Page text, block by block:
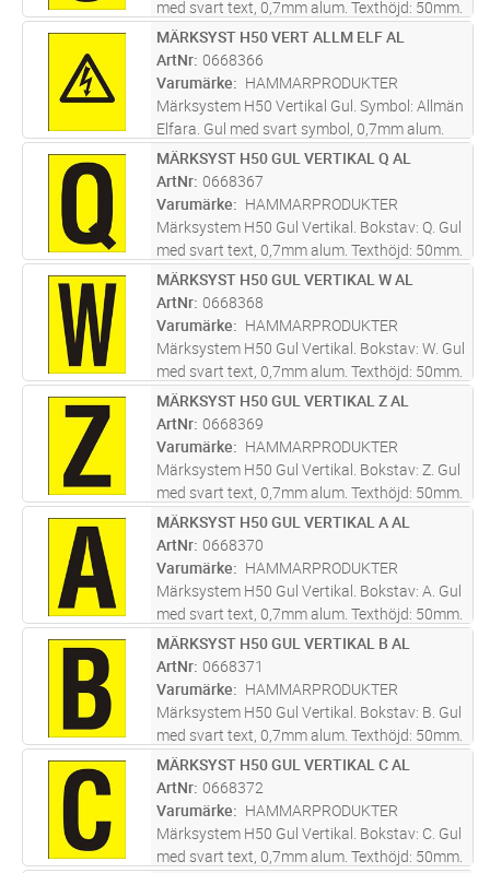
med svart text, 0,7mm alum. Texthöjd: 50mm.
Skylt tecken anpassat att skapa text med
bottenplatta 0668510. Screentryckt samt
skyddslackad med klarlack för...läs mer
ST Lägg i kundvagn
MÄRKSYST H50 VERT ALLM ELF AL
ArtNr 0668366
Varumärke
HAMMARPRODUKTER
Märksystem H50 Vertikal Gul. Symbol: Allmän
Elfara. Gul med svart symbol, 0,7mm alum.
Skylt tecken anpassat att skapa text med
bottenplatta 0668510. Screentryckt samt
skyddslackad med klarlack för...läs mer
ST Lägg i kundvagn
MÄRKSYST H50 GUL VERTIKAL Q AL
ArtNr 0668367
Varumärke
HAMMARPRODUKTER
Märksystem H50 Gul Vertikal. Bokstav: Q. Gul
med svart text, 0,7mm alum. Texthöjd: 50mm.
Skylt tecken anpassat att skapa text med
bottenplatta 0668510. Screentryckt samt
skyddslackad med klarlack för...läs mer
ST Lägg i kundvagn
MÄRKSYST H50 GUL VERTIKAL W AL
ArtNr 0668368
Varumärke
HAMMARPRODUKTER
Märksystem H50 Gul Vertikal. Bokstav: W. Gul
med svart text, 0,7mm alum. Texthöjd: 50mm.
Skylt tecken anpassat att skapa text med
bottenplatta 0668510. Screentryckt samt
skyddslackad med klarlack för...läs mer
ST Lägg i kundvagn
MÄRKSYST H50 GUL VERTIKAL Z AL
ArtNr 0668369
Varumärke
HAMMARPRODUKTER
Märksystem H50 Gul Vertikal. Bokstav: Z. Gul
med svart text, 0,7mm alum. Texthöjd: 50mm.
Skylt tecken anpassat att skapa text med
bottenplatta 0668510. Screentryckt samt
skyddslackad med klarlack för...läs mer
ST Lägg i kundvagn
MÄRKSYST H50 GUL VERTIKAL A AL
ArtNr 0668370
Varumärke
HAMMARPRODUKTER
Märksystem H50 Gul Vertikal. Bokstav: A. Gul
med svart text, 0,7mm alum. Texthöjd: 50mm.
Skylt tecken anpassat att skapa text med
bottenplatta 0668510. Screentryckt samt
skyddslackad med klarlack för...läs mer
ST Lägg i kundvagn
MÄRKSYST H50 GUL VERTIKAL B AL
ArtNr 0668371
Varumärke
HAMMARPRODUKTER
Märksystem H50 Gul Vertikal. Bokstav: B. Gul
med svart text, 0,7mm alum. Texthöjd: 50mm.
Skylt tecken anpassat att skapa text med
bottenplatta 0668510. Screentryckt samt
skyddslackad med klarlack för...läs mer
ST Lägg i kundvagn
MÄRKSYST H50 GUL VERTIKAL C AL
ArtNr 0668372
Varumärke
HAMMARPRODUKTER
Märksystem H50 Gul Vertikal. Bokstav: C. Gul
med svart text, 0,7mm alum. Texthöjd: 50mm.